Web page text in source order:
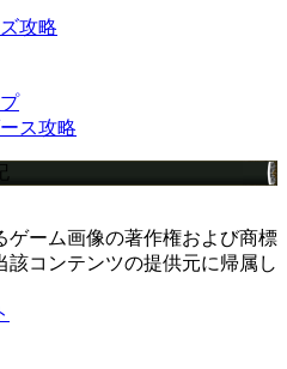
攻略
ス攻略
ーム画像の著作権および商標
コンテンツの提供元に帰属し